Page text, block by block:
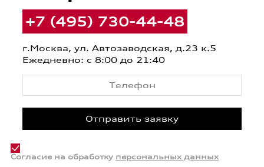
+7 (495) 730-44-48
г.Москва, ул. Автозаводская, д.23 к.5
Ежедневно: с 8:00 до 21:40
Согласие на обработку персональных данных